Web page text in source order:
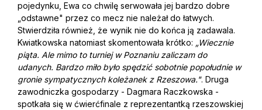
pojedynku, Ewa co chwilę serwowała jej bardzo dobre
„odstawne" przez co mecz nie należał do łatwych.
Stwierdziła również, że wynik nie do końca ją zadawala.
Kwiatkowska natomiast skomentowała krótko: „Wiecznie
piąta. Ale mimo to turniej w Poznaniu zaliczam do
udanych. Bardzo miło było spędzić sobotnie popołudnie w
gronie sympatycznych koleżanek z Rzeszowa.". Druga
zawodniczka gospodarzy - Dagmara Raczkowska -
spotkała się w ćwierćfinale z reprezentantką rzeszowskiej